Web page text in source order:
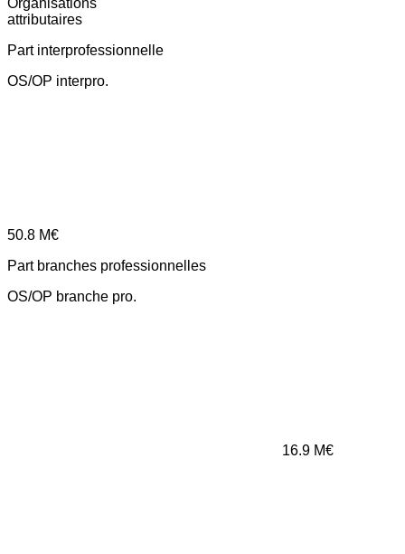
Organisations
attributaires
Part interprofessionnelle
OS/OP interpro.
50.8 M€
Part branches professionnelles
OS/OP branche pro.
16.9 M€